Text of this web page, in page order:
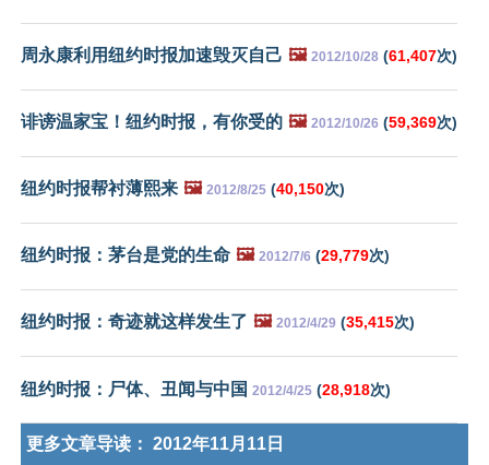
周永康利用纽约时报加速毁灭自己 🖼️ 2012/10/28 (61,407次)
诽谤温家宝！纽约时报，有你受的 🖼️ 2012/10/26 (59,369次)
纽约时报帮衬薄熙来 🖼️ 2012/8/25 (40,150次)
纽约时报：茅台是党的生命 🖼️ 2012/7/6 (29,779次)
纽约时报：奇迹就这样发生了 🖼️ 2012/4/29 (35,415次)
纽约时报：尸体、丑闻与中国 2012/4/25 (28,918次)
更多文章导读： 2012年11月11日